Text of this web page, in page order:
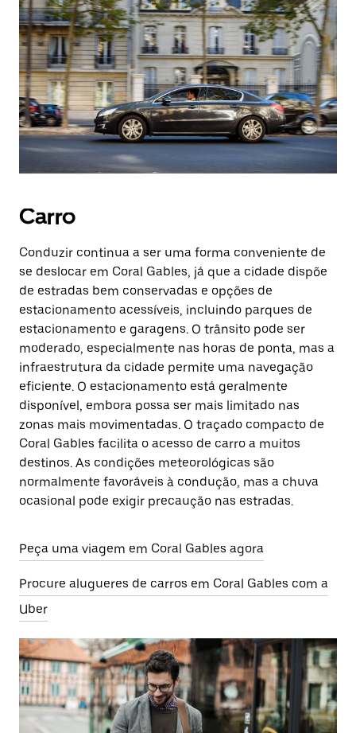
Carro
Conduzir continua a ser uma forma conveniente de
se deslocar em Coral Gables, já que a cidade dispõe
de estradas bem conservadas e opções de
estacionamento acessíveis, incluindo parques de
estacionamento e garagens. O trânsito pode ser
moderado, especialmente nas horas de ponta, mas a
infraestrutura da cidade permite uma navegação
eficiente. O estacionamento está geralmente
disponível, embora possa ser mais limitado nas
zonas mais movimentadas. O traçado compacto de
Coral Gables facilita o acesso de carro a muitos
destinos. As condições meteorológicas são
normalmente favoráveis à condução, mas a chuva
ocasional pode exigir precaução nas estradas.
Peça uma viagem em Coral Gables agora
Procure alugueres de carros em Coral Gables com a
Uber